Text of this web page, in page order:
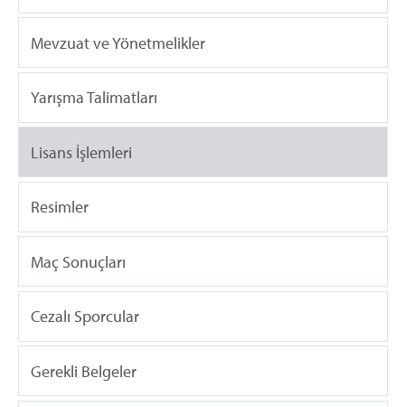
Mevzuat ve Yönetmelikler
Yarışma Talimatları
Lisans İşlemleri
Resimler
Maç Sonuçları
Cezalı Sporcular
Gerekli Belgeler